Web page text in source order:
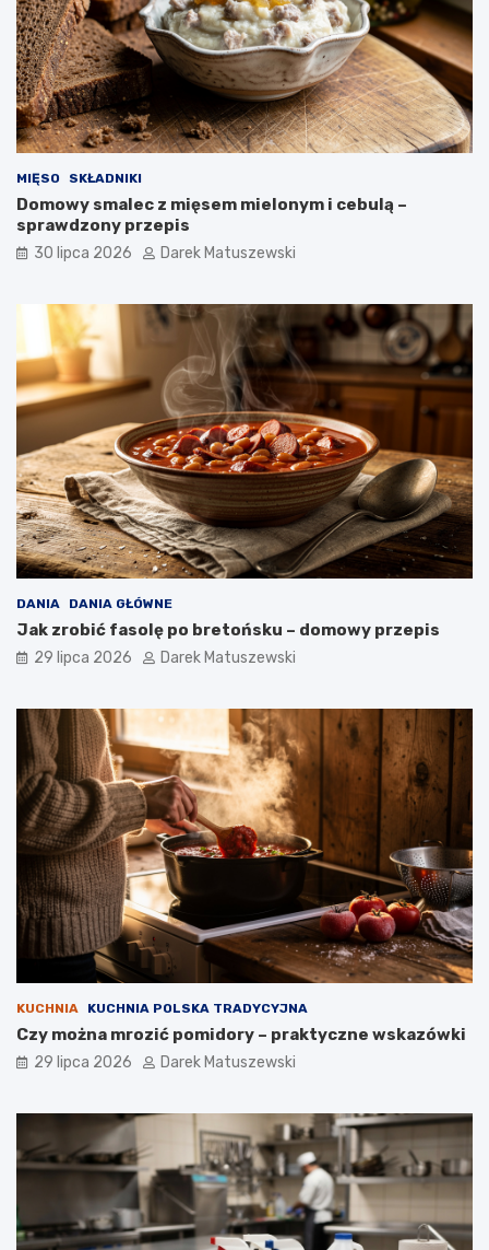
MIĘSO SKŁADNIKI
Domowy smalec z mięsem mielonym i cebulą –
sprawdzony przepis
30 lipca 2026 Darek Matuszewski
DANIA DANIA GŁÓWNE
Jak zrobić fasolę po bretońsku – domowy przepis
29 lipca 2026 Darek Matuszewski
KUCHNIA KUCHNIA POLSKA TRADYCYJNA
Czy można mrozić pomidory – praktyczne wskazówki
29 lipca 2026 Darek Matuszewski